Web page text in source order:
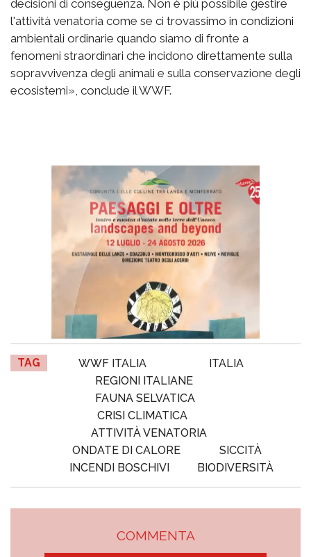
decisioni di conseguenza. Non è più possibile gestire
l'attività venatoria come se ci trovassimo in condizioni
ambientali ordinarie quando siamo di fronte a
fenomeni straordinari che incidono direttamente sulla
sopravvivenza degli animali e sulla conservazione degli
ecosistemi», conclude il WWF.
TAG WWF ITALIA
ITALIA
REGIONI ITALIANE
FAUNA SELVATICA
CRISI CLIMATICA
ATTIVITÀ VENATORIA
ONDATE DI CALORE
SICCITÀ
INCENDI BOSCHIVI
BIODIVERSITÀ
COMMENTA